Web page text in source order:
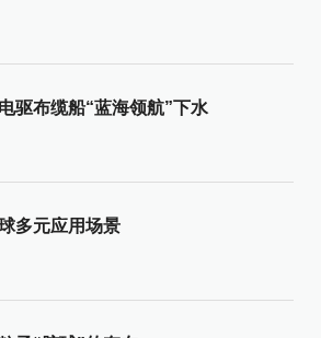
驱布缆船“蓝海领航”下水
多元应用场景